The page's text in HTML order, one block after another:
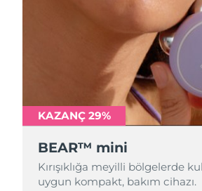
KAZANÇ 29%
BEAR™ mini
Kırışıklığa meyilli bölgelerde
uygun kompakt, bakım cihazı.